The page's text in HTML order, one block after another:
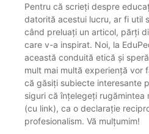
Pentru că scrieți despre
datorită acestui lucru, ar fi util
când preluați un articol, părți
care v-a inspirat. Noi, la
această conduită etică și
mult mai multă experiență vor
că găsiți subiecte interesante
siguri că înțelegeți rugămintea
(cu link), ca o declarație
profesionalism. Vă mulțumim!